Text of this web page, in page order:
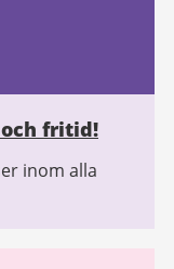
fritid!
inom alla